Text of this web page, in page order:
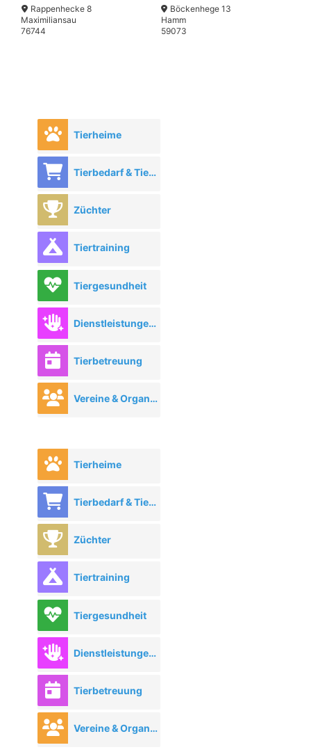
Rappenhecke 8
Maximiliansau
76744
Böckenhege 13
Hamm
59073
Tierheime
Tierbedarf & Tierhandel
Züchter
Tiertraining
Tiergesundheit
Dienstleistungen rund ums Tier
Tierbetreuung
Vereine & Organisationen
Tierheime
Tierbedarf & Tierhandel
Züchter
Tiertraining
Tiergesundheit
Dienstleistungen rund ums Tier
Tierbetreuung
Vereine & Organisationen